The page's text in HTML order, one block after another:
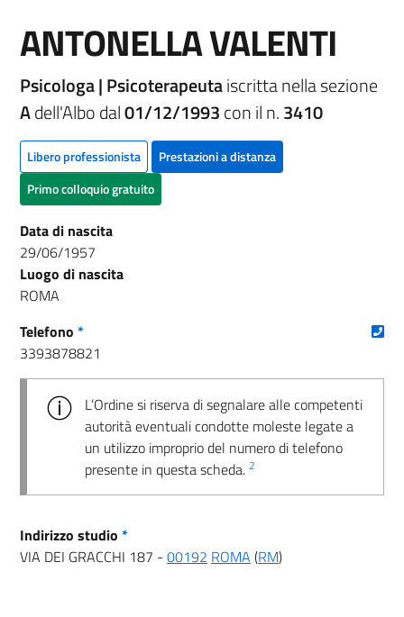
ANTONELLA VALENTI
Psicologa | Psicoterapeutaiscritta nella sezione
Adell'Albo dal01/12/1993con il n.3410
Libero professionista
Prestazioni a distanza
Primo colloquio gratuito
Data di nascita
29/06/1957
Luogo di nascita
ROMA
Telefono *
3393878821
L’Ordine si riserva di segnalare alle competenti
autorità eventuali condotte moleste legate a
un utilizzo improprio del numero di telefono
presente in questa scheda. 2
Indirizzo studio *
VIA DEI GRACCHI 187 - 00192 ROMA (RM)